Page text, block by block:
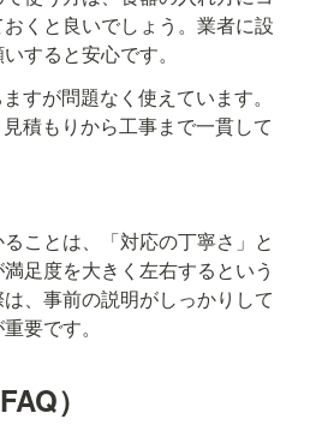
くと良いでしょう。業者に設
すると安心です。
すが問題なく使えています。
積もりから工事まで一貫して
ことは、「対応の丁寧さ」と
足度を大きく左右するという
、事前の説明がしっかりして
要です。
）